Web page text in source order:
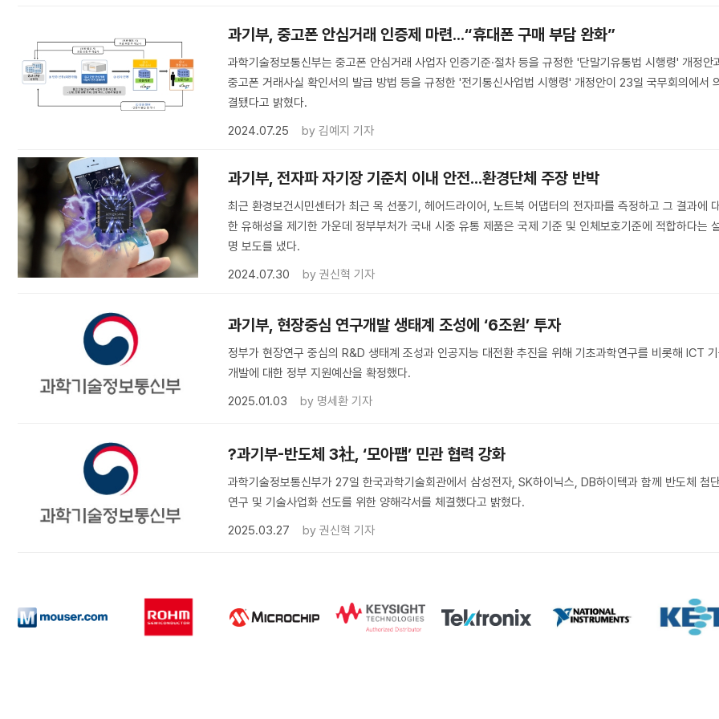
과기부, 중고폰 안심거래 인증제 마련...“휴대폰 구매 부담 완화”
과학기술정보통신부는 중고폰 안심거래 사업자 인증기준·절차 등을 규정한 '단말기유통법 시행령' 개정안
중고폰 거래사실 확인서의 발급 방법 등을 규정한 '전기통신사업법 시행령' 개정안이 23일 국무회의에서 의
결됐다고 밝혔다.
2024.07.25
by김예지 기자
과기부, 전자파 자기장 기준치 이내 안전...환경단체 주장 반박
최근 환경보건시민센터가 최근 목 선풍기, 헤어드라이어, 노트북 어댑터의 전자파를 측정하고 그 결과에 대
한 유해성을 제기한 가운데 정부부처가 국내 시중 유통 제품은 국제 기준 및 인체보호기준에 적합하다는
명 보도를 냈다.
2024.07.30
by권신혁 기자
과기부, 현장중심 연구개발 생태계 조성에 ‘6조원’ 투자
정부가 현장연구 중심의 R&D 생태계 조성과 인공지능 대전환 추진을 위해 기초과학연구를 비롯해 ICT
개발에 대한 정부 지원예산을 확정했다.
2025.01.03
by 명세환 기자
?과기부-반도체 3社, ‘모아팹’ 민관 협력 강화
과학기술정보통신부가 27일 한국과학기술회관에서 삼성전자, SK하이닉스, DB하이텍과 함께 반도체 첨단
연구 및 기술사업화 선도를 위한 양해각서를 체결했다고 밝혔다.
2025.03.27
by권신혁 기자